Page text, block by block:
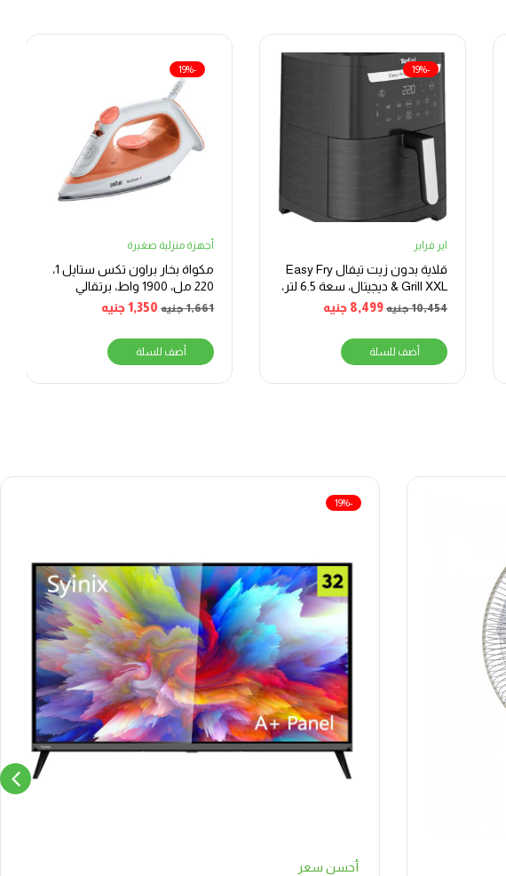
-19%
اير فراير
قلاية بدون زيت تيفال Easy Fry
& Grill XXL ديجيتال، سعة 6.5 لتر،
1800 وات، اسود
10,454جنيه 8,499 جنيه
أضف للسلة
-19%
أجهزة منزلية صغيرة
مكواة بخار براون تكس ستايل 1،
220 مل، 1900 واط، برتقالي
وأبيض – SI 1009
1,661جنيه 1,350جنيه
أضف للسلة
أحسن سعر
-19%